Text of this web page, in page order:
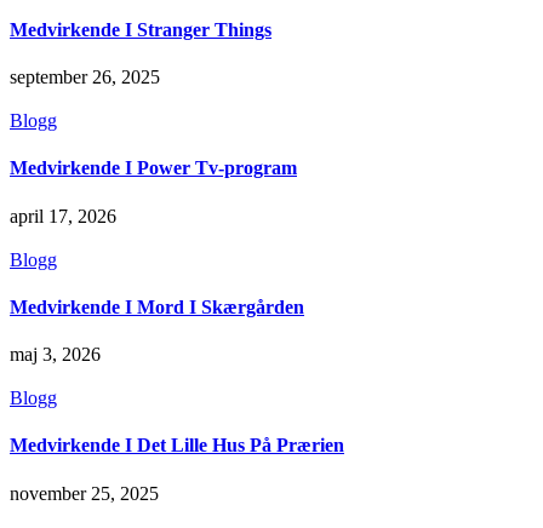
Medvirkende I Stranger Things
september 26, 2025
Blogg
Medvirkende I Power Tv-program
april 17, 2026
Blogg
Medvirkende I Mord I Skærgården
maj 3, 2026
Blogg
Medvirkende I Det Lille Hus På Prærien
november 25, 2025